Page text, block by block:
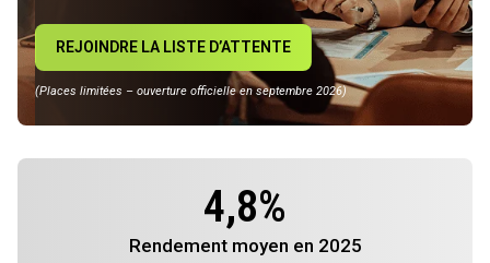
REJOINDRE LA LISTE D’ATTENTE
(Places limitées – ouverture officielle en septembre 2026)
4,8%
Rendement moyen en 2025